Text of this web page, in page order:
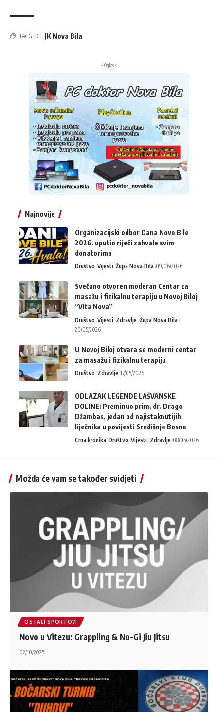
TAGGED: JK Nova Bila
- Oglas -
Najnovije
Organizacijski odbor Dana Nove Bile
2026. uputio riječi zahvale svim
donatorima
Društvo Vijesti Župa Nova Bila 09/06/2026
Svečano otvoren moderan Centar za
masažu i fizikalnu terapiju u Novoj Biloj
“Vita Nova”
Društvo Vijesti Zdravlje Župa Nova Bila
20/05/2026
U Novoj Biloj otvara se moderni centar
za masažu i fizikalnu terapiju
Društvo Zdravlje 17/05/2026
ODLAZAK LEGENDE LAŠVANSKE
DOLINE: Preminuo prim. dr. Drago
Džambas, jedan od najistaknutijih
liječnika u povijesti Središnje Bosne
Crna kronika Društvo Vijesti Zdravlje 08/05/2026
Možda će vam se također svidjeti
OSTALI SPORTOVI
Novo u Vitezu: Grappling & No-Gi Jiu Jitsu
02/10/2025